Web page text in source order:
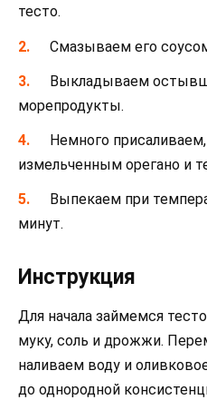
тесто.
Смазываем его
Выкладываем
морепродукты.
Немного
измельченным орегано и
Выпекаем при
минут.
Инструкция
Для начала займемся
муку, соль и дрожжи.
наливаем воду и
до однородной